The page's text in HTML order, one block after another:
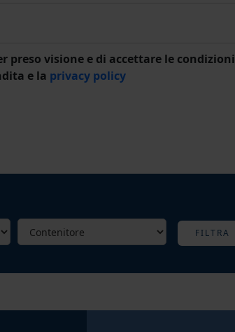
preso visione e di accettare le condizioni
e la privacy policy
FILTRA